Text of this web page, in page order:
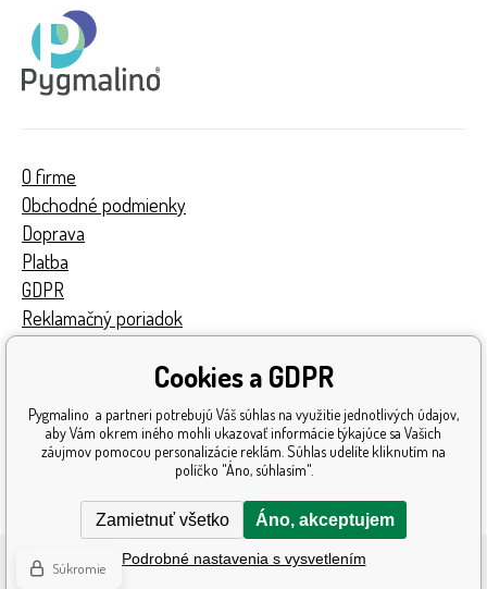
O firme
Obchodné podmienky
Doprava
Platba
GDPR
Reklamačný poriadok
Získané ocenenia
Katalóg hračiek
Mapa stránok
Cookies a GDPR
Pygmalino a partneri potrebujú Váš súhlas na využitie jednotlivých údajov,
aby Vám okrem iného mohli ukazovať informácie týkajúce sa Vašich
záujmov pomocou personalizácie reklám. Súhlas udelíte kliknutím na
políčko "Áno, súhlasím".
Zamietnuť všetko Áno, akceptujem
Podrobné nastavenia s vysvetlením
Súkromie